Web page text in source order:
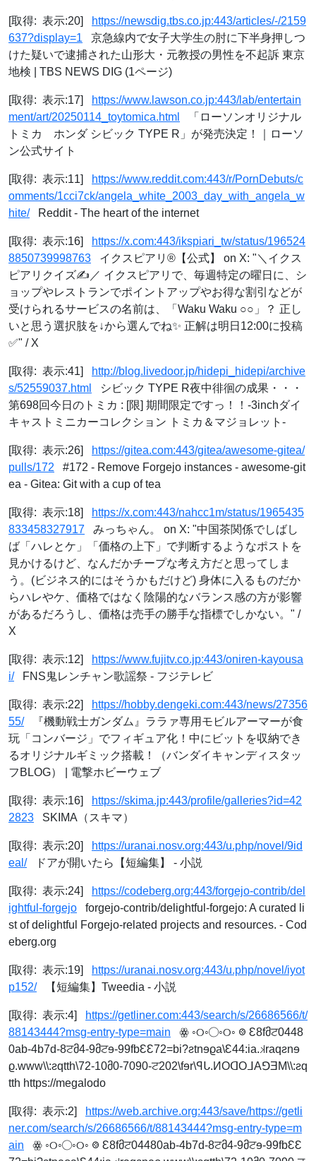
[取得: 表示:20]
https://newsdig.tbs.co.jp:443/articles/-/2159
637?display=1 京急線内で女子大学生の肘に下半身押しつ
けた疑いで逮捕された山形大・元教授の男性を不起訴 東京
地検 | TBS NEWS DIG (1ページ)
[取得: 表示:17]
https://www.lawson.co.jp:443/lab/entertain
ment/art/20250114_toytomica.html
「ローソンオリジナル
トミカ ホンダ シビック TYPE R」が発売決定！｜ローソ
ン公式サイト
[取得: 表示:11]
https://www.reddit.com:443/r/PornDebuts/c
omments/1cci7ck/angela_white_2003_day_with_angela_w
hite/Reddit - The heart of the internet
[取得: 表示:16]
https://x.com:443/ikspiari_tw/status/196524
8850739998763 イクスピアリ®【公式】 on X: "＼イクス
ピアリクイズ✍／ イクスピアリで、毎週特定の曜日に、シ
ョップやレストランでポイントアップやお得な割引などが
受けられるサービスの名前は、「Waku Waku ○○」？ 正し
いと思う選択肢を↓から選んでね✨ 正解は明日12:00に投稿
✅" / X
[取得: 表示:41]
http://blog.livedoor.jp/hidepi_hidepi/archive
s/52559037.html
シビック TYPE R夜中徘徊の成果・・・
第698回今日のトミカ : [限] 期間限定ですっ！！-3inchダイ
キャストミニカーコレクション トミカ＆マジョレット-
[取得: 表示:26]
https://gitea.com:443/gitea/awesome-gitea/
pulls/172 #172 - Remove Forgejo instances - awesome-git
ea - Gitea: Git with a cup of tea
[取得: 表示:18]
https://x.com:443/nahcc1m/status/1965435
833458327917 みっちゃん。 on X: "中国茶関係でしばし
ば「ハレとケ」「価格の上下」で判断するようなポストを
見かけるけど、なんだかチープな考え方だと思ってしま
う。(ビジネス的にはそうかもだけど) 身体に入るものだか
らハレやケ、価格ではなく陰陽的なバランス感の方が影響
があるだろうし、価格は売手の勝手な指標でしかない。" /
X
[取得: 表示:12]
https://www.fujitv.co.jp:443/oniren-kayousa
i/FNS鬼レンチャン歌謡祭 - フジテレビ
[取得: 表示:22]
https://hobby.dengeki.com:443/news/27356
55/『機動戦士ガンダム』ララァ専用モビルアーマーが食
玩「コンバージ」でフィギュア化！中にビットを収納でき
るオリジナルギミック搭載！（バンダイキャンディスタッ
フBLOG） | 電撃ホビーウェブ
[取得: 表示:16]
https://skima.jp:443/profile/galleries?id=42
2823 SKIMA（スキマ）
[取得: 表示:20]
https://uranai.nosv.org:443/u.php/novel/9id
eal/ドアが開いたら【短編集】 - 小説
[取得: 表示:24]
https://codeberg.org:443/forgejo-contrib/del
ightful-forgejo forgejo-contrib/delightful-forgejo: A curated li
st of delightful Forgejo-related projects and resources. - Cod
eberg.org
[取得: 表示:19]
https://uranai.nosv.org:443/u.php/novel/iyot
p152/【短編集】Tweedia - 小説
[取得: 表示:4]
https://getliner.com:443/search/s/26686566/t/
88143444?msg-entry-type=main ꙮ ◦୦◦◯◦୦◦ ‭𞢨‭ Ԑ8fმਟ0448
0ab-4b7d-8ਟმ4-9მਟɘ-99fbԐԐ72=bi?ƨtnɘϱa\Ԑ44:ia.𝼃raqƨnɘ
ϱ.www\\:ƨqtth\72-10მ0-7090-ਟ202\fɘr\ꟼᒐ.ИOᗡOᒧAꓨƎM\\:ƨq
tth https://megalodo
[取得: 表示:2]
https://web.archive.org:443/save/https://getli
ner.com/search/s/26686566/t/88143444?msg-entry-type=m
ain ꙮ ◦୦◦◯◦୦◦ ‭𞢨‭ Ԑ8fმਟ04480ab-4b7d-8ਟმ4-9მਟɘ-99fbԐԐ